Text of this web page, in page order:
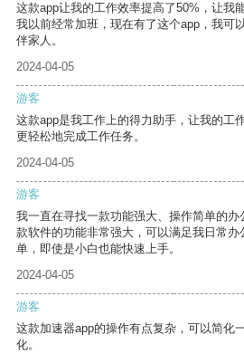
这款app让我的工作效率提高了50%，让我
我以前经常加班，现在有了这个app，我可
伴家人。
2024-04-05
游客
这款app是我工作上的得力助手，让我的工
更轻松地完成工作任务。
2024-04-05
游客
我一直在寻找一款功能强大、操作简单的
款软件的功能非常强大，可以满足我日常
单，即使是小白也能快速上手。
2024-04-05
游客
这款加速器app的操作有点复杂，可以简化
化。